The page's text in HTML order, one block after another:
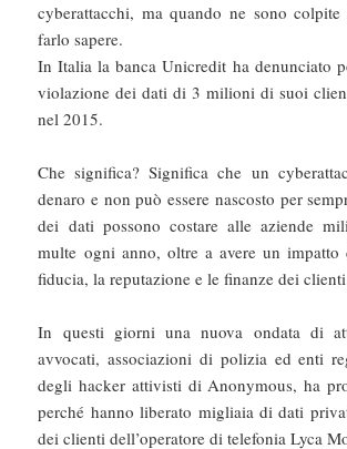
cyberattacchi, ma quando ne sono
farlo sapere.
In Italia la banca Unicredit ha denunciato
violazione dei dati di 3 milioni di suoi
nel 2015.
Che significa? Significa che un
denaro e non può essere nascosto per
dei dati possono costare alle aziende
multe ogni anno, oltre a avere un impatto
fiducia, la reputazione e le finanze dei
In questi giorni una nuova ondata di
avvocati, associazioni di polizia ed enti
degli hacker attivisti di Anonymous, ha
perché hanno liberato migliaia di dati
dei clienti dell’operatore di telefonia Lyca